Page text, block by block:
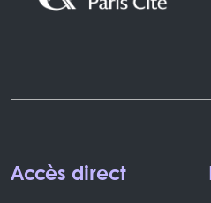
Accès direct